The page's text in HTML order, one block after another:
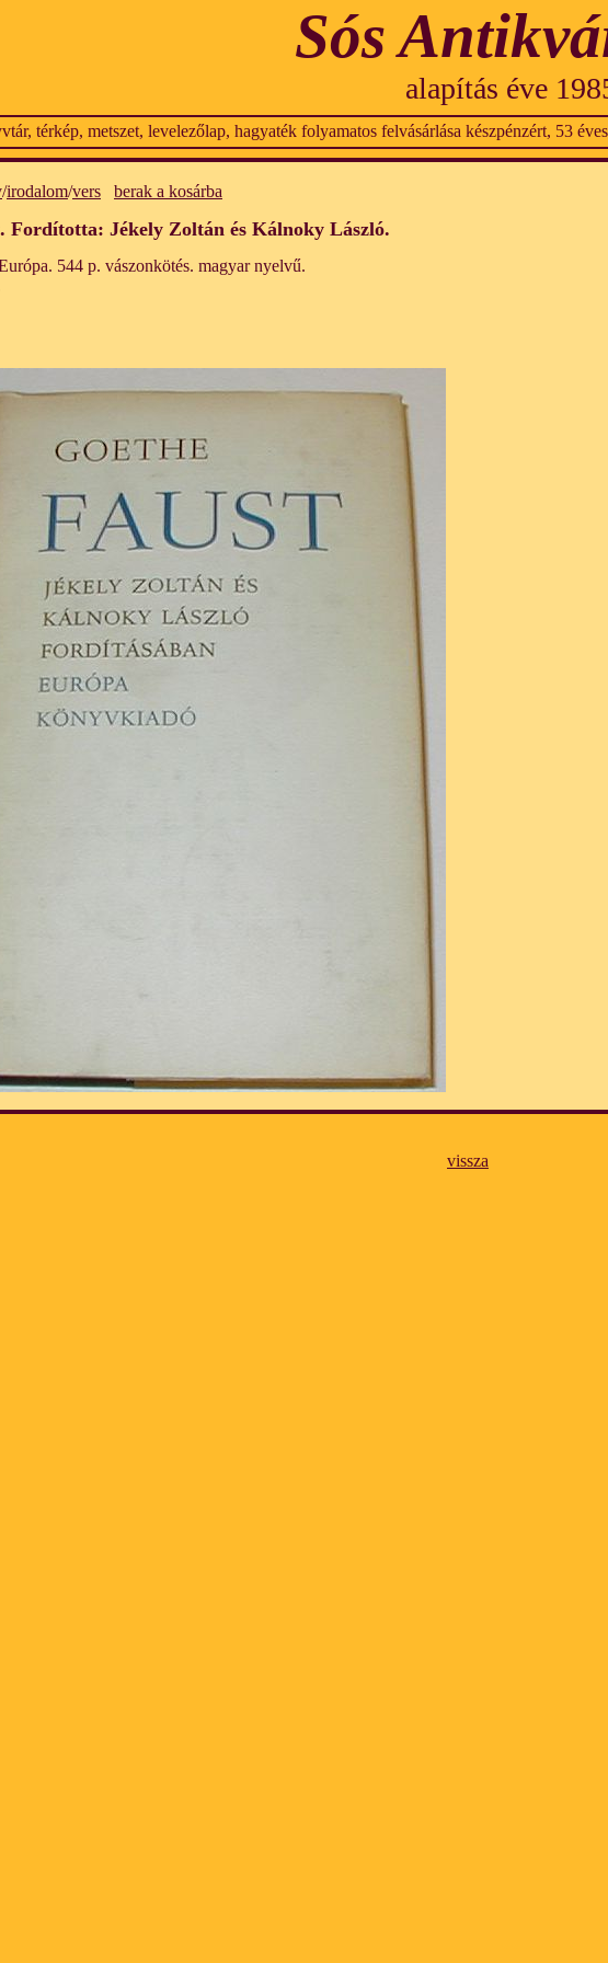
Sós
alapítás éve
térkép, metszet, levelezőlap, hagyaték folyamatos felvásárlása készpénzért, 53
/irodalom/vers berak a kosárba
Fordította: Jékely Zoltán és Kálnoky László.
544 p. vászonkötés. magyar nyelvű.
vissza